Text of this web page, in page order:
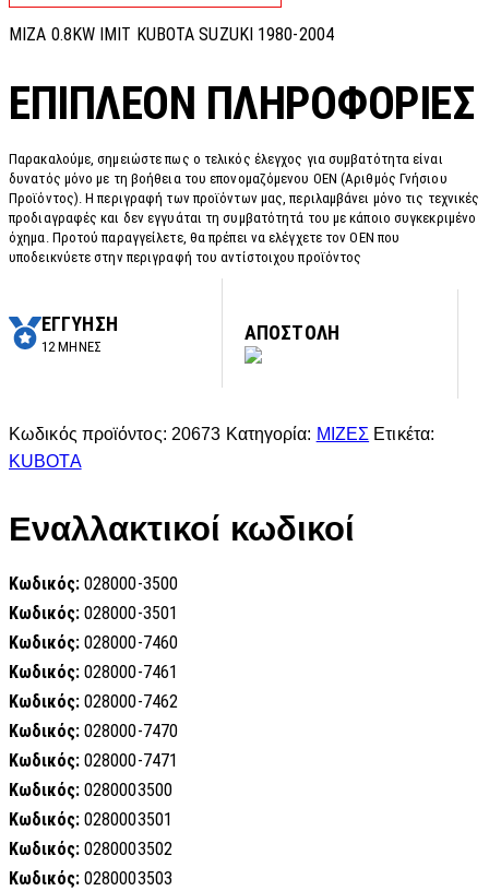
MIZA 0.8KW IMIT KUBOTA SUZUKI 1980-2004
ΕΠΙΠΛΈΟΝ ΠΛΗΡΟΦΟΡΊΕΣ
Παρακαλούμε, σημειώστε πως ο τελικός έλεγχος για συμβατότητα είναι
δυνατός μόνο με τη βοήθεια του επονομαζόμενου OEN (Αριθμός Γνήσιου
Προϊόντος). Η περιγραφή των προϊόντων μας, περιλαμβάνει μόνο τις τεχνικές
προδιαγραφές και δεν εγγυάται τη συμβατότητά του με κάποιο συγκεκριμένο
όχημα. Προτού παραγγείλετε, θα πρέπει να ελέγχετε τον OEN που
υποδεικνύετε στην περιγραφή του αντίστοιχου προϊόντος
ΕΓΓΥΗΣΗ
12 ΜΗΝΕΣ
ΑΠΟΣΤΟΛΗ
Κωδικός προϊόντος: 20673 Κατηγορία: ΜΙΖΕΣ Ετικέτα:
KUBOTA
Εναλλακτικοί κωδικοί
Κωδικός: 028000-3500
Κωδικός: 028000-3501
Κωδικός: 028000-7460
Κωδικός: 028000-7461
Κωδικός: 028000-7462
Κωδικός: 028000-7470
Κωδικός: 028000-7471
Κωδικός: 0280003500
Κωδικός: 0280003501
Κωδικός: 0280003502
Κωδικός: 0280003503